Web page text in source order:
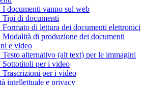
I documenti vanno sul web
Tipi di documenti
Formato di lettura dei documenti elettronici
Modalità di produzione dei documenti
e video
Testo alternativo (alt text) per le immagini
Sottotitoli per i video
Trascrizioni per i video
intellettuale e privacy